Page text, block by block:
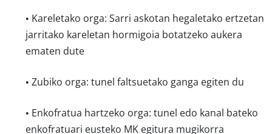
• Kareletako orga: Sarri askotan hegaletako ertzetan
jarritako kareletan hormigoia botatzeko aukera
ematen dute
• Zubiko orga: tunel faltsuetako ganga egiten du
• Enkofratua hartzeko orga: tunel edo kanal bateko
enkofratuari eusteko MK egitura mugikorra